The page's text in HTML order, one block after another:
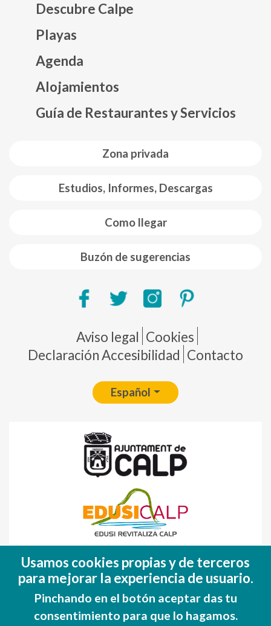
Zona privada
Estudios, Informes, Descargas
Como llegar
Buzón de sugerencias
Descubre Calpe
Playas
Agenda
Alojamientos
Guía de Restaurantes y Servicios
Pie de página
Aviso legal Cookies
Declaración Accesibilidad Contacto
Español
(FEDER)
Una manera de hacer EUROPA
Usamos cookies propias y de terceros
para mejorar la experiencia de usuario.
Pinchando en el botón aceptar das tu
consentimiento para que lo hagamos.